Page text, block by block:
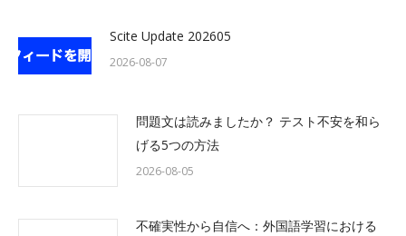
Scite Update 202605
2026-08-07
問題文は読みましたか？ テスト不安を和ら
げる5つの方法
2026-08-05
不確実性から自信へ：外国語学習における